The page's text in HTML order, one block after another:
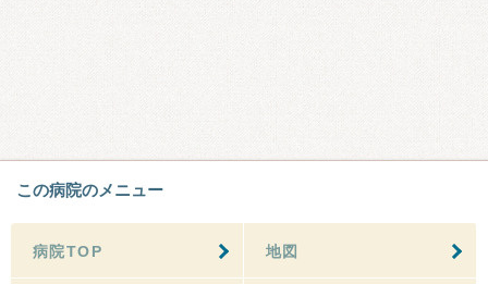
この病院のメニュー
病院TOP 地図